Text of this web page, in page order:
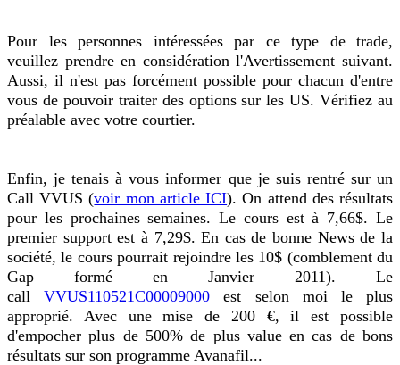
Pour les personnes intéressées par ce type de trade,
veuillez prendre en considération l'Avertissement suivant.
Aussi, il n'est pas forcément possible pour chacun d'entre
vous de pouvoir traiter des options sur les US. Vérifiez au
préalable avec votre courtier.
Enfin, je tenais à vous informer que je suis rentré sur un
Call VVUS (voir mon article ICI). On attend des résultats
pour les prochaines semaines. Le cours est à 7,66$. Le
premier support est à 7,29$. En cas de bonne News de la
société, le cours pourrait rejoindre les 10$ (comblement du
Gap formé en Janvier 2011). Le
callVVUS110521C00009000 est selon moi le plus
approprié. Avec une mise de 200 €, il est possible
d'empocher plus de 500% de plus value en cas de bons
résultats sur son programme Avanafil...